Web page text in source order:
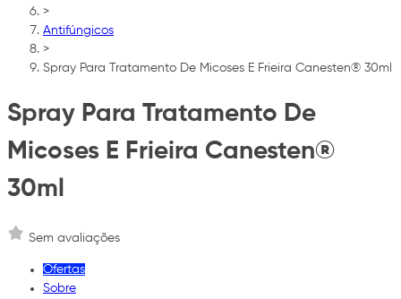
>
Antifúngicos
>
Spray Para Tratamento De Micoses E Frieira Canesten® 30ml
Spray Para Tratamento De
Micoses E Frieira Canesten®
30ml
Sem avaliações
Ofertas
Sobre